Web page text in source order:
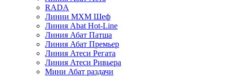
RADA
Линии МХМ Шеф
Линия Abat Hot-Line
Линия Абат Патша
Линия Абат Премьер
Линия Атеси Регата
Линия Атеси Ривьера
Мини Абат раздачи